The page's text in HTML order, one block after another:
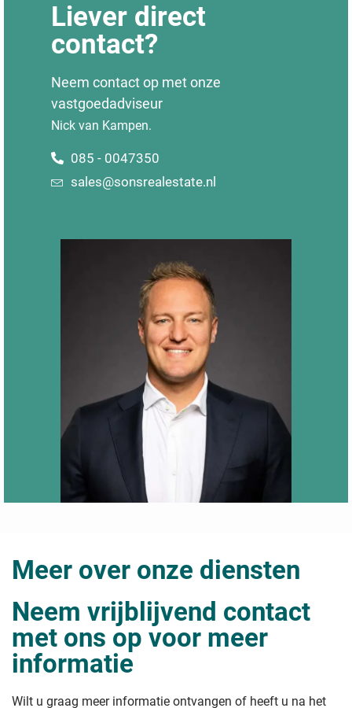
Liever direct
contact?
Neem contact op met onze
vastgoedadviseur
Nick van Kampen.
085 - 0047350
sales@sonsrealestate.nl
Meer over onze diensten
Neem vrijblijvend contact
met ons op voor meer
informatie
Wilt u graag meer informatie ontvangen of heeft u na het